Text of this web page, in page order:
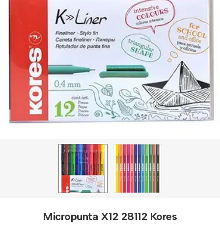
Micropunta X12 28112 Kores